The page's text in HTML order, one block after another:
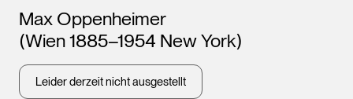
Künstler*innen
Max Oppenheimer
(Wien 1885–1954 New York)
Leider derzeit nicht ausgestellt